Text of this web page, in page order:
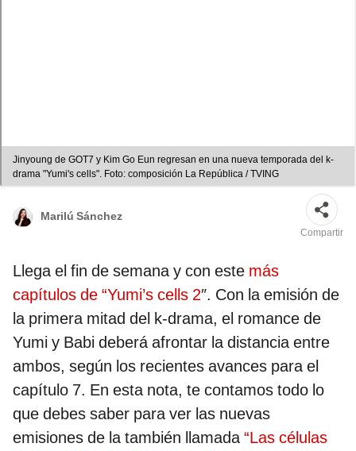
Jinyoung de GOT7 y Kim Go Eun regresan en una nueva temporada del k-
drama "Yumi's cells". Foto: composición La República / TVING
Marilú Sánchez
Compartir
Llega el fin de semana y con este más
capítulos de “Yumi’s cells 2″. Con la emisión de
la primera mitad del k-drama, el romance de
Yumi y Babi deberá afrontar la distancia entre
ambos, según los recientes avances para el
capítulo 7. En esta nota, te contamos todo lo
que debes saber para ver las nuevas
emisiones de la también llamada“Las células